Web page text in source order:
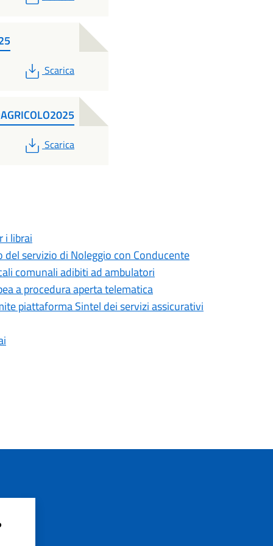
PDF
Scarica
PDF
Scarica
i librai
servizio di Noleggio con Conducente
comunali adibiti ad ambulatori
a procedura aperta telematica
piattaforma Sintel dei servizi assicurativi